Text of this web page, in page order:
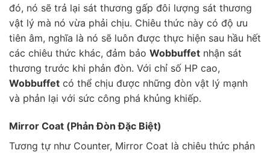
đó, nó sẽ trả lại sát thương gấp đôi lượng sát thương
vật lý mà nó vừa phải chịu. Chiêu thức này có độ ưu
tiên âm, nghĩa là nó sẽ luôn được thực hiện sau hầu hết
các chiêu thức khác, đảm bảo Wobbuffet nhận sát
thương trước khi phản đòn. Với chỉ số HP cao,
Wobbuffet có thể chịu được những đòn vật lý mạnh
và phản lại với sức công phá khủng khiếp.
Mirror Coat (Phản Đòn Đặc Biệt)
Tương tự như Counter, Mirror Coat là chiêu thức phản